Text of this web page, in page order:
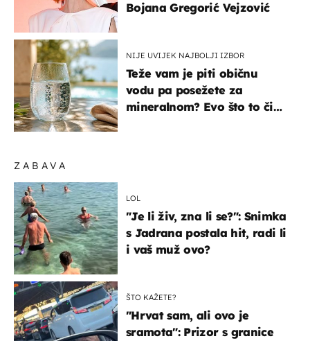
ZABAVA
LOL
"Je li živ, zna li se?": Snimka
s Jadrana postala hit, radi li
i vaš muž ovo?
ŠTO KAŽETE?
"Hrvat sam, ali ovo je
sramota": Prizor s granice
Bojana Gregorić Vejzović
NIJE UVIJEK NAJBOLJI IZBOR
Teže vam je piti običnu
vodu pa posežete za
mineralnom? Evo što to čini